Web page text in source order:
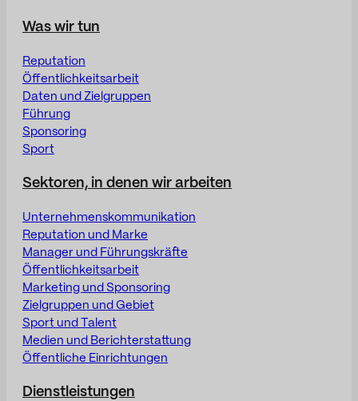
Was wir tun
Reputation
Öffentlichkeitsarbeit
Daten und Zielgruppen
Führung
Sponsoring
Sport
Sektoren, in denen wir arbeiten
Unternehmenskommunikation
Reputation und Marke
Manager und Führungskräfte
Öffentlichkeitsarbeit
Marketing und Sponsoring
Zielgruppen und Gebiet
Sport und Talent
Medien und Berichterstattung
Öffentliche Einrichtungen
Dienstleistungen